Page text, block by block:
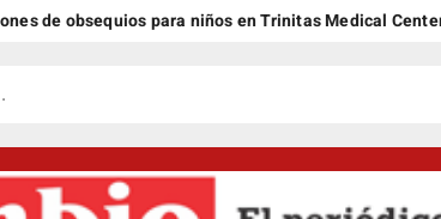
obsequios para niños en Trinitas Medical Center